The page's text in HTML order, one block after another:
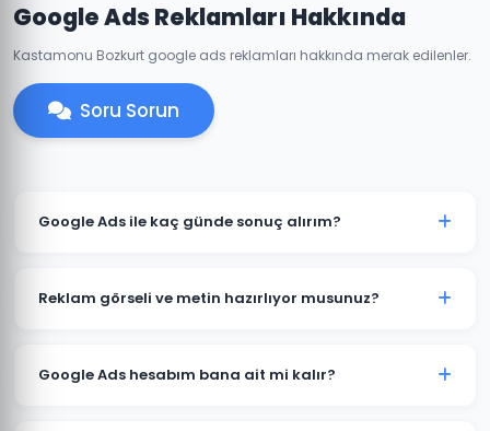
Google Ads Reklamları Hakkında
Kastamonu Bozkurt google ads reklamları hakkında merak edilenler.
Soru Sorun
Google Ads ile kaç günde sonuç alırım?
kampanyası genellikle 7-14 gün içinde anlamlı trafik
Reklam görseli ve metin hazırlıyor musunuz?
görsel tasarımlar ve video reklamlar dahil tüm kreatif
Google Ads hesabım bana ait mi kalır?